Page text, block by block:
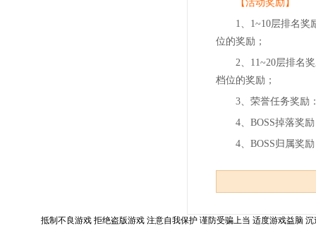
【活动奖励】
1、1~10层排名奖
位的奖励；
2、11~20层排名
档位的奖励；
3、荣誉任务奖励
4、BOSS掉落奖
4、BOSS归属奖
抵制不良游戏 拒绝盗版游戏 注意自我保护 谨防受骗上当 适度游戏益脑